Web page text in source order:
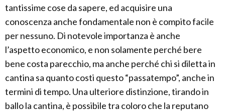
tantissime cose da sapere, ed acquisire una
conoscenza anche fondamentale non è compito facile
per nessuno. Di notevole importanza è anche
l’aspetto economico, e non solamente perché bere
bene costa parecchio, ma anche perché chi si diletta in
cantina sa quanto costi questo “passatempo”, anche in
termini di tempo. Una ulteriore distinzione, tirando in
ballo la cantina, è possibile tra coloro che la reputano